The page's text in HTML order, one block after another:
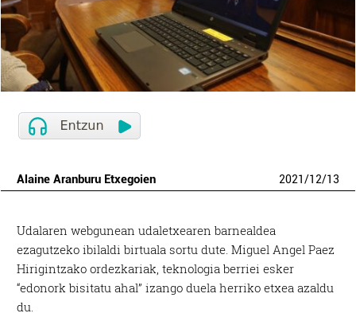
Alaine Aranburu Etxegoien 2021/12/13
Udalaren webgunean udaletxearen barnealdea
ezagutzeko ibilaldi birtuala sortu dute. Miguel Angel Paez
Hirigintzako ordezkariak, teknologia berriei esker
“edonork bisitatu ahal” izango duela herriko etxea azaldu
du.